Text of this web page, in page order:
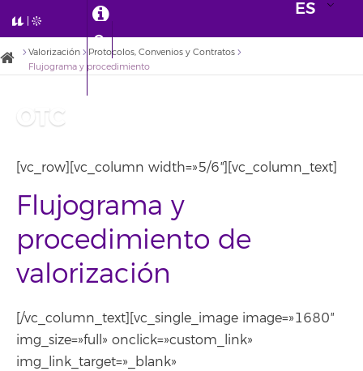
ES
Valorización
Protocolos, Convenios y Contratos
Flujograma y procedimiento
OTC
[vc_row][vc_column width=»5/6″][vc_column_text]
Flujograma y
procedimiento de
valorización
[/vc_column_text][vc_single_image image=»1680″
img_size=»full» onclick=»custom_link»
img_link_target=»_blank»